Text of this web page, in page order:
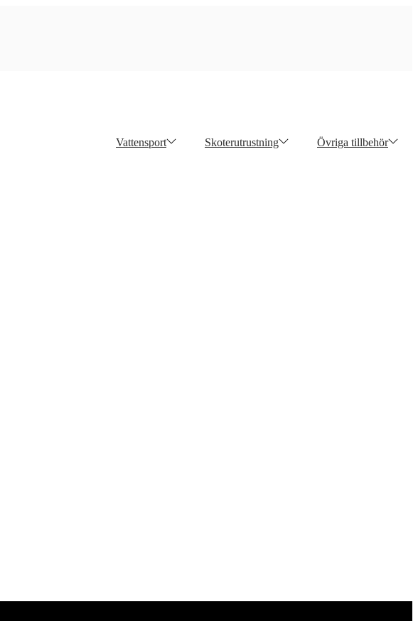
Vattensport Skoterutrustning Övriga tillbehör